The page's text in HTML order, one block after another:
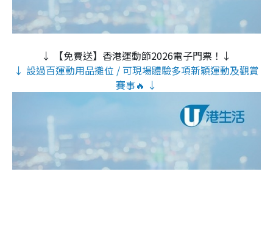
↓ 【免費送】香港運動節2026電子門票！↓
↓ 設過百運動用品攤位 / 可現場體驗多項新穎運動及觀賞
賽事🔥 ↓